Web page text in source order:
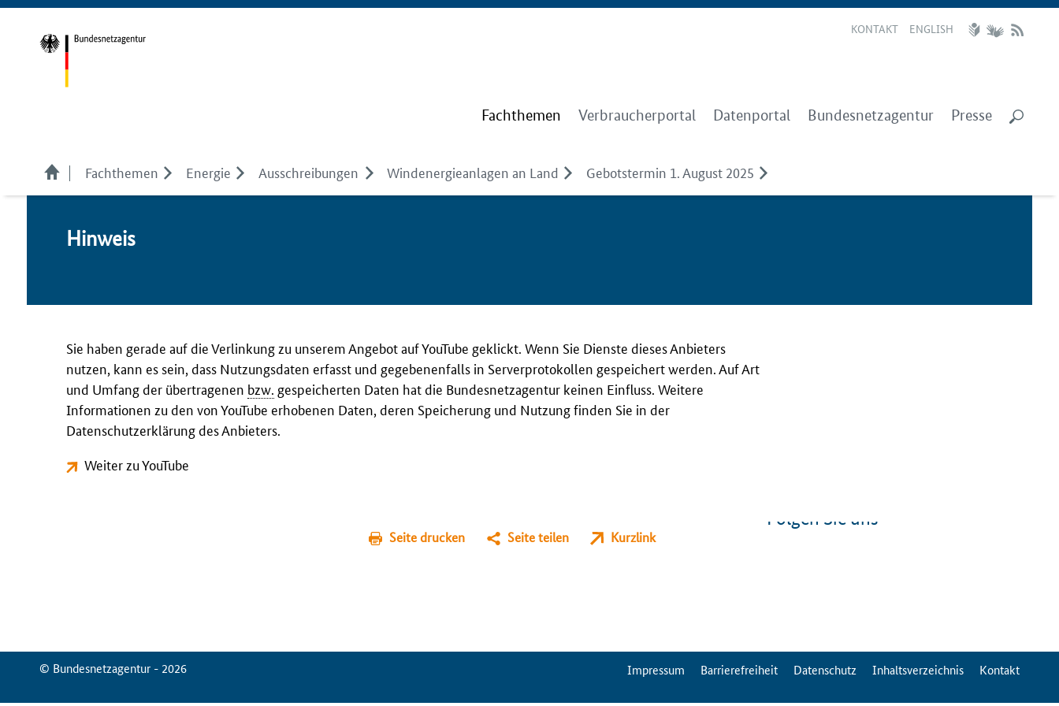
KONTAKT ENGLISH
Fachthemen Verbraucherportal Datenportal Bundesnetzagentur Presse
Fachthemen Energie Ausschreibungen Windenergieanlagen an Land Gebotstermin 1. August 2025
Hin­weis
Sie haben gerade auf die Verlinkung zu unserem Angebot auf YouTube geklickt. Wenn Sie Dienste dieses Anbieters
nutzen, kann es sein, dass Nutzungsdaten erfasst und gegebenenfalls in Serverprotokollen gespeichert werden. Auf Art
und Umfang der übertragenen bzw. gespeicherten Daten hat die Bundesnetzagentur keinen Einfluss. Weitere
Informationen zu den von YouTube erhobenen Daten, deren Speicherung und Nutzung finden Sie in der
Datenschutzerklärung des Anbieters.
Weiter zu YouTube
Seite drucken Seite teilen Kurzlink
Folgen Sie uns
© Bundesnetzagentur - 2026 ServiceMenuImpressum Barrierefreiheit Datenschutz Inhaltsverzeichnis Kontakt